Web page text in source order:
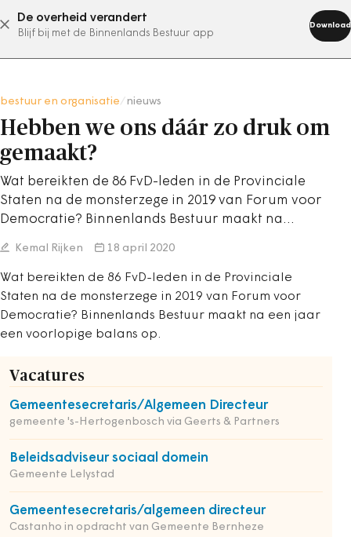
De overheid verandert
Blijf bij met de Binnenlands Bestuur app
Download
abonneer nu
bestuur en organisatie nieuws
Hebben we ons dáár zo druk om
gemaakt?
Wat bereikten de 86 FvD-leden in de Provinciale
Staten na de monsterzege in 2019 van Forum voor
Democratie? Binnenlands Bestuur maakt na…
Kemal Rijken 18 april 2020
Wat bereikten de 86 FvD-leden in de Provinciale
Staten na de monsterzege in 2019 van Forum voor
Democratie? Binnenlands Bestuur maakt na een jaar
een voorlopige balans op.
Vacatures
Gemeentesecretaris/Algemeen Directeur
gemeente 's-Hertogenbosch via Geerts & Partners
Beleidsadviseur sociaal domein
Gemeente Lelystad
Gemeentesecretaris/algemeen directeur
Castanho in opdracht van Gemeente Bernheze